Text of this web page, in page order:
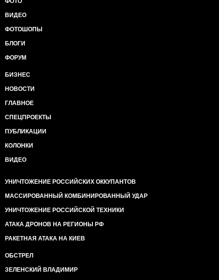
ВИДЕО
ФОТОШОПЫ
БЛОГИ
ФОРУМ
БИЗНЕС
НОВОСТИ
ГЛАВНОЕ
СПЕЦПРОЕКТЫ
ПУБЛИКАЦИИ
КОЛОНКИ
ВИДЕО
УНИЧТОЖЕНИЕ РОССИЙСКИХ ОККУПАНТОВ
МАССИРОВАННЫЙ КОМБИНИРОВАННЫЙ УДАР
УНИЧТОЖЕНИЕ РОССИЙСКОЙ ТЕХНИКИ
АТАКА ДРОНОВ НА РЕГИОНЫ РФ
РАКЕТНАЯ АТАКА НА КИЕВ
ОБСТРЕЛ
ЗЕЛЕНСКИЙ ВЛАДИМИР